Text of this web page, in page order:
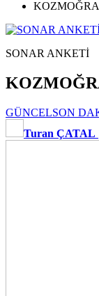
SONAR ANKETİ
GÜNCELSON
Turan ÇATAL